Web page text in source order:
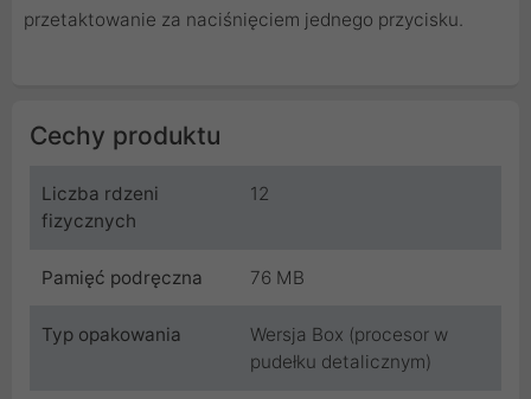
przetaktowanie za naciśnięciem jednego przycisku.
Cechy produktu
Liczba rdzeni
fizycznych
12
Pamięć podręczna 76 MB
Typ opakowania
Wersja Box (procesor w
pudełku detalicznym)